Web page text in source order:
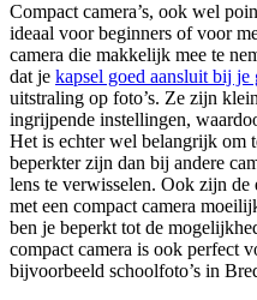
Compact camera’s, ook wel
ideaal voor beginners of voor
camera die makkelijk mee te
dat je kapsel goed aansluit bij je
uitstraling op foto’s. Ze zijn
ingrijpende instellingen,
Het is echter wel belangrijk om
beperkter zijn dan bij andere
lens te verwisselen. Ook zijn
met een compact camera
ben je beperkt tot de
compact camera is ook perfect
bijvoorbeeld schoolfoto’s in